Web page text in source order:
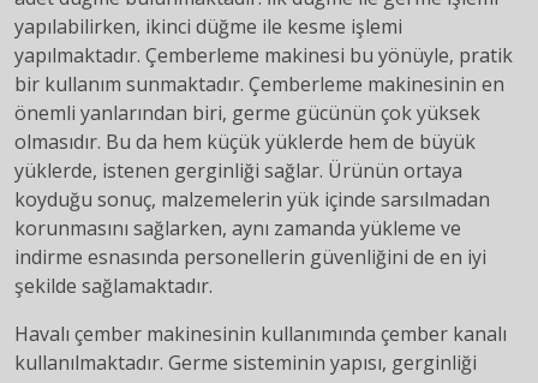
yapılabilirken, ikinci düğme ile kesme işlemi
yapılmaktadır. Çemberleme makinesi bu yönüyle, pratik
bir kullanım sunmaktadır. Çemberleme makinesinin en
önemli yanlarından biri, germe gücünün çok yüksek
olmasıdır. Bu da hem küçük yüklerde hem de büyük
yüklerde, istenen gerginliği sağlar. Ürünün ortaya
koyduğu sonuç, malzemelerin yük içinde sarsılmadan
korunmasını sağlarken, aynı zamanda yükleme ve
indirme esnasında personellerin güvenliğini de en iyi
şekilde sağlamaktadır.
Havalı çember makinesinin kullanımında çember kanalı
kullanılmaktadır. Germe sisteminin yapısı, gerginliği